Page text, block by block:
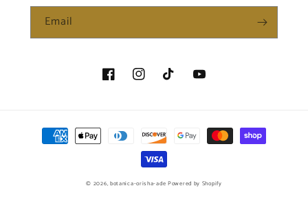
Email
FacebookInstagramTikTok YouTube
Payment
methods
© 2026, botanica-orisha-ade Powered by Shopify